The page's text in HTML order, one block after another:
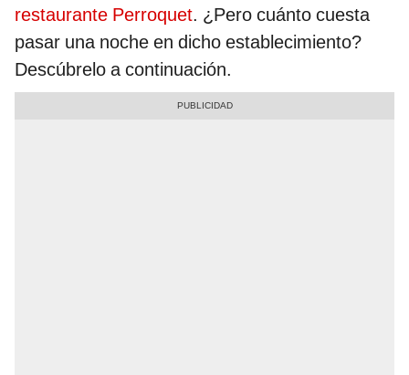
restaurante Perroquet. ¿Pero cuánto cuesta
pasar una noche en dicho establecimiento?
Descúbrelo a continuación.